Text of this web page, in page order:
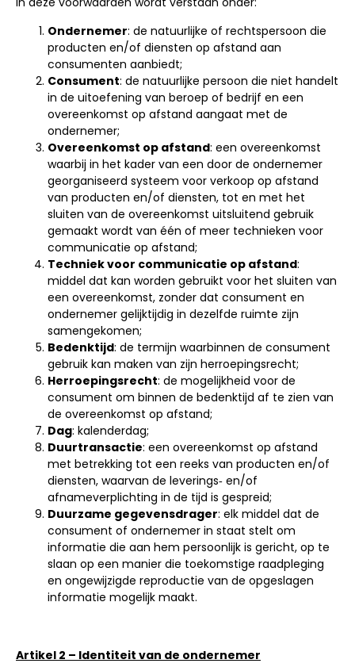
Ondernemer: de natuurlijke of rechtspersoon die
producten en/of diensten op afstand aan
consumenten aanbiedt;
Consument: de natuurlijke persoon die niet handelt
in de uitoefening van beroep of bedrijf en een
overeenkomst op afstand aangaat met de
ondernemer;
Overeenkomst op afstand: een overeenkomst
waarbij in het kader van een door de ondernemer
georganiseerd systeem voor verkoop op afstand
van producten en/of diensten, tot en met het
sluiten van de overeenkomst uitsluitend gebruik
gemaakt wordt van één of meer technieken voor
communicatie op afstand;
Techniek voor communicatie op afstand:
middel dat kan worden gebruikt voor het sluiten van
een overeenkomst, zonder dat consument en
ondernemer gelijktijdig in dezelfde ruimte zijn
samengekomen;
Bedenktijd: de termijn waarbinnen de consument
gebruik kan maken van zijn herroepingsrecht;
Herroepingsrecht: de mogelijkheid voor de
consument om binnen de bedenktijd af te zien van
de overeenkomst op afstand;
Dag: kalenderdag;
Duurtransactie: een overeenkomst op afstand
met betrekking tot een reeks van producten en/of
diensten, waarvan de leverings‑ en/of
afnameverplichting in de tijd is gespreid;
Duurzame gegevensdrager: elk middel dat de
consument of ondernemer in staat stelt om
informatie die aan hem persoonlijk is gericht, op te
slaan op een manier die toekomstige raadpleging
en ongewijzigde reproductie van de opgeslagen
informatie mogelijk maakt.
Artikel 2 – Identiteit van de ondernemer